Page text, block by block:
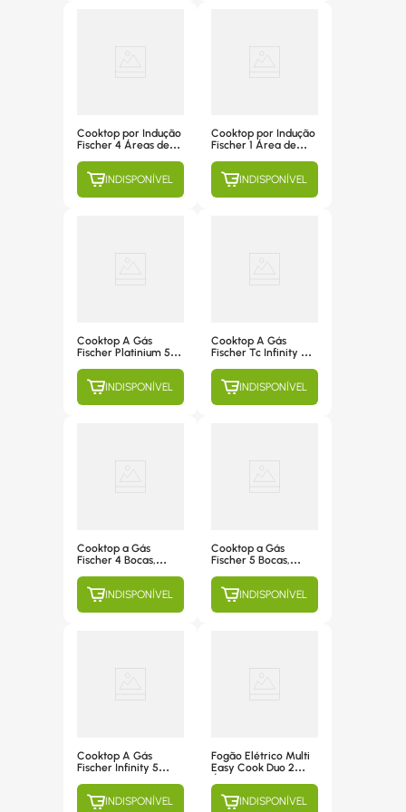
Cooktop por Indução
Fischer 4 Áreas de
Vitrocerâmica -
29850 220V
INDISPONÍVEL
Cooktop por Indução
Fischer 1 Área de
Vitrocerâmica -
26884 220V
INDISPONÍVEL
Cooktop A Gás
Fischer Platinium 5
Superautomático,
Mesa De Aço Prime
Platinium - 19784-
INDISPONÍVEL
Cooktop A Gás
Fischer Tc Infinity 4
Superautomático,
Mesa De Vidro Preto
- 26297-57076
INDISPONÍVEL
Cooktop a Gás
Fischer 4 Bocas,
Superautomático,
Mesa de Vidro Preto
- 1519-5713
INDISPONÍVEL
Cooktop a Gás
Fischer 5 Bocas,
Superautomático,
Mesa de Vidro
Branco - 1642-6986
INDISPONÍVEL
Cooktop A Gás
Fischer Infinity 5
Superautomático,
Mesa De Vidro
INDISPONÍVEL
Fogão Elétrico Multi
Easy Cook Duo 2
Aquecimento -
CE155 220V
INDISPONÍVEL